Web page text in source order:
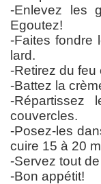
-Enlevez les
Egoutez!
-Faites fondre
lard.
-Retirez du feu
-Battez la
-
couvercles.
-Posez-les
cuire 15 à 20
-Servez tout
-Bon appétit!